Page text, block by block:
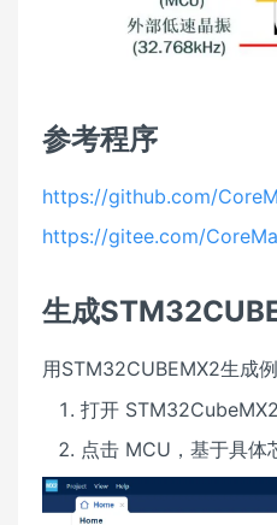
参考程序
https://github.com/
https://gitee.com/
生成
用STM32CUBEMX2生成
打开
点击 MCU，基于具体